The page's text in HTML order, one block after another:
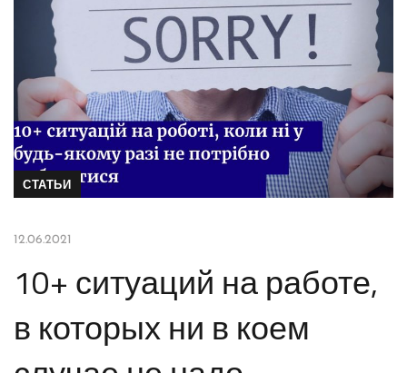
СТАТЬИ
12.06.2021
10+ ситуаций на работе,
в которых ни в коем